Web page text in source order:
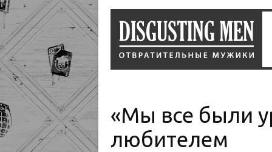
«Мы все были
любителем